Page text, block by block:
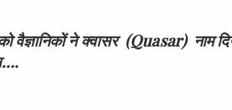
वैज्ञानिकों ने क्वासर (Quasar) नाम